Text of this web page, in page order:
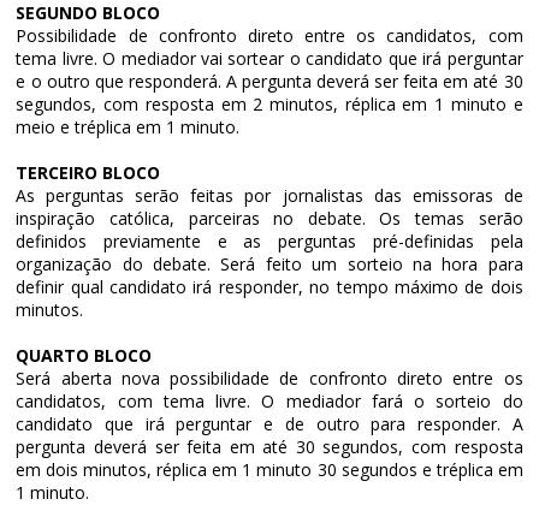
SEGUNDO BLOCO
Possibilidade de confronto direto entre os candidatos, com
tema livre. O mediador vai sortear o candidato que irá perguntar
e o outro que responderá. A pergunta deverá ser feita em até 30
segundos, com resposta em 2 minutos, réplica em 1 minuto e
meio e tréplica em 1 minuto.
TERCEIRO BLOCO
As perguntas serão feitas por jornalistas das emissoras de
inspiração católica, parceiras no debate. Os temas serão
definidos previamente e as perguntas pré-definidas pela
organização do debate. Será feito um sorteio na hora para
definir qual candidato irá responder, no tempo máximo de dois
minutos.
QUARTO BLOCO
Será aberta nova possibilidade de confronto direto entre os
candidatos, com tema livre. O mediador fará o sorteio do
candidato que irá perguntar e de outro para responder. A
pergunta deverá ser feita em até 30 segundos, com resposta
em dois minutos, réplica em 1 minuto 30 segundos e tréplica em
1 minuto.